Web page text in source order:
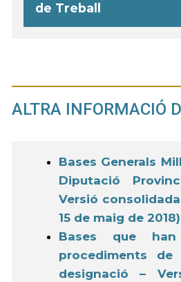
de Treball
ALTRA INFORMACIÓ
Bases Generals
Diputació
Versió consolidada
15 de maig de 2018)
Bases que
procediments
designació –